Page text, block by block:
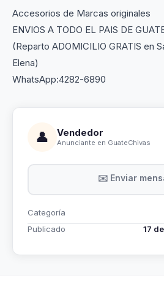
Accesorios de Marcas originales
ENVIOS A TODO EL PAIS DE
(Reparto ADOMICILIO GRATIS en
Elena)
WhatsApp:4282-6890
👤 Vendedor
Anunciante en GuateChivas
✉️ Enviar
Categoría
Publicado
17